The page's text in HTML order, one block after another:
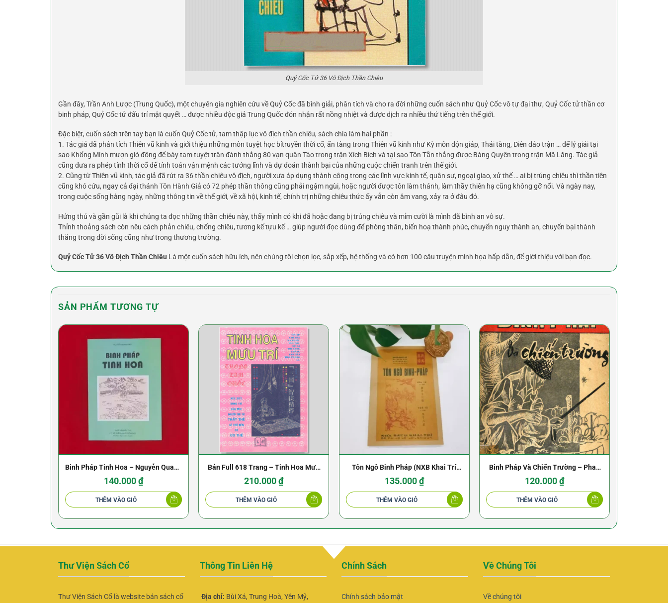
Quỷ Cốc Tử 36 Vô Địch Thần Chiêu
Gần đây, Trần Anh Lược (Trung Quốc), một chuyên gia nghiên cứu về Quỷ Cốc đã bình giải, phân tích và cho ra đời những cuốn sách như Quỷ Cốc vô tự đại thư, Quỷ Cốc tử thần cơ
binh pháp, Quỷ Cốc tử đấu trí mật quyết … được nhiều độc giả Trung Quốc đón nhận rất nồng nhiệt và được dịch ra nhiều thứ tiếng trên thế giới.
Đặc biệt, cuốn sách trên tay bạn là cuốn Quỷ Cốc tử, tam thập lục vô địch thần chiêu, sách chia làm hai phần :
1. Tác giả đã phân tích Thiên vũ kinh và giới thiệu những môn tuyệt học bítruyền thời cổ, ấn tàng trong Thiên vũ kinh như Kỳ môn độn giáp, Thái tàng, Điên đảo trận … để lý giải tại
sao Khổng Minh mượn gió đông để bày tam tuyệt trận đánh thắng 80 vạn quân Tào trong trận Xích Bích và tại sao Tôn Tẫn thẳng được Bàng Quyên trong trận Mã Lăng. Tác giả
cũng đưa ra phép tính thời cổ đế tính toán vận mệnh các tướng lĩnh và dự đoán thành bại của những cuộc chiến tranh trên thế giới.
2. Cũng từ Thiên vũ kinh, tác giả đã rút ra 36 thần chiêu vô địch, người xưa áp dụng thành công trong các lĩnh vực kinh tế, quân sự, ngoại giao, xử thế … ai bị trúng chiêu thì thần tiên
cũng khó cứu, ngay cả đại thánh Tôn Hành Giả có 72 phép thần thông cũng phải ngậm ngùi, hoặc người được tôn làm thánh, làm thầy thiên hạ cũng không gỡ nổi. Và ngày nay,
trong cuộc sống hàng ngày, những thông tin về thế giới, về xã hội, kinh tế, chính trị những chiêu thức ấy vẫn còn âm vang, xảy ra ở đâu đó.
Hứng thú và gần gũi là khi chúng ta đọc những thần chiêu này, thấy mình có khi đã hoặc đang bị trúng chiêu và mỉm cười là mình đã bình an vô sự.
Thỉnh thoảng sách còn nêu cách phản chiêu, chống chiêu, tương kế tựu kế … giúp người đọc dùng để phòng thân, biến hoạ thành phúc, chuyển nguy thành an, chuyến bại thành
thắng trong đời sống cũng như trong thương trường.
Quỷ Cốc Tử 36 Vô Địch Thần Chiêu Là một cuốn sách hữu ích, nên chúng tôi chọn lọc, sắp xếp, hệ thống và có hơn 100 câu truyện minh họa hấp dẫn, để giới thiệu với bạn đọc.
SẢN PHẨM TƯƠNG TỰ
Binh Pháp Tinh Hoa – Nguyễn Quang
Trứ – Sài Gòn 1970
140.000₫
THÊM VÀO GIỎ
Bản Full 618 Trang – Tinh Hoa Mưu
Trí Trong Tam Quốc – NXB Lao Động
210.000₫
THÊM VÀO GIỎ
Tôn Ngô Binh Pháp (NXB Khai Trí
1968) – Nguyễn Phước Hải
135.000₫
THÊM VÀO GIỎ
Binh Pháp Và Chiến Trường – Phan
Quý Bình – 1965
120.000₫
THÊM VÀO GIỎ
Thư Viện Sách Cổ
Thư Viện Sách Cổ là website bán sách cổ
Thông Tin Liên Hệ
Địa chỉ: Bùi Xá, Trung Hoà, Yên Mỹ,
Chính Sách
Chính sách bảo mật
Về Chúng Tôi
Về chúng tôi